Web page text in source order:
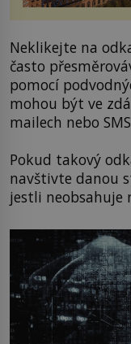
Neklikejte na
často
pomocí
mohou být ve
mailech nebo
Pokud takový
navštivte danou
jestli neobsahuje